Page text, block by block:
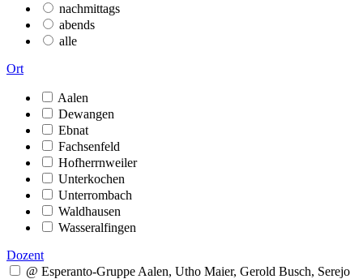
nachmittags
abends
alle
Ort
Aalen
Dewangen
Ebnat
Fachsenfeld
Hofherrnweiler
Unterkochen
Unterrombach
Waldhausen
Wasseralfingen
Dozent
@ Esperanto-Gruppe Aalen, Utho Maier, Gerold Busch, Serejo